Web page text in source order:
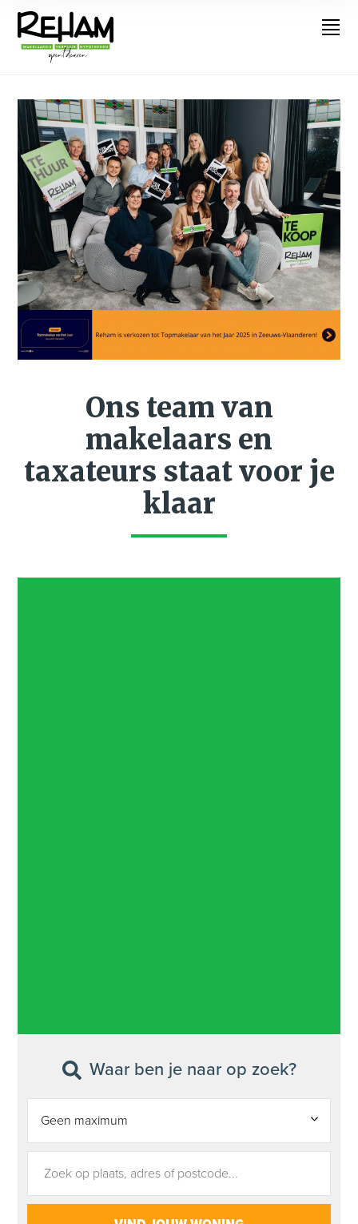
Ons team van
makelaars en
taxateurs staat voor je
klaar
Waar ben je naar op zoek?